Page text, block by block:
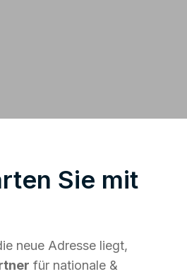
Sie mit
neue Adresse liegt,
für nationale &